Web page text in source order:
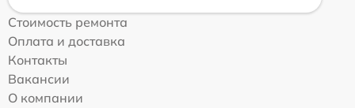
Стоимость ремонта
Оплата и доставка
Контакты
Вакансии
О компании